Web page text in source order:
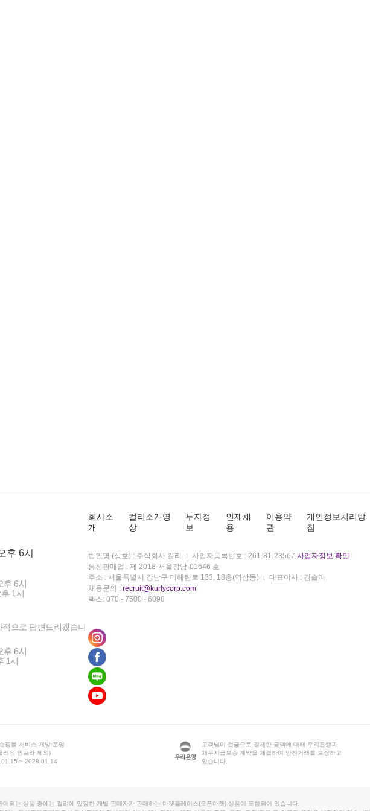
후 6시
후 6시
1시
으로 답변드리겠습니
후 6시
1시
회사소
개
컬리소개영
상
투자정
보
인재채
용
이용약
관
개인정보처리방
침
법인명 (상호) : 주식회사 컬리 사업자등록번호 : 261-81-23567 사업자정보 확인
통신판매업 : 제 2018-서울강남-01646 호
주소 : 서울특별시 강남구 테헤란로 133, 18층(역삼동)
대표이사 : 김슬아
채용문의 : recruit@kurlycorp.com
팩스: 070 - 7500 - 6098
핑몰 서비스 개발·운영
리적 인프라 제외)
~ 2028.01.14
고객님이 현금으로 결제한 금액에 대해 우리은행과
채무지급보증 계약을 체결하여 안전거래를 보장하고
있습니다.
매되는 상품 중에는 컬리에 입점한 개별 판매자가 판매하는 마켓플레이스(오픈마켓) 상품이 포함되어 있습니다.